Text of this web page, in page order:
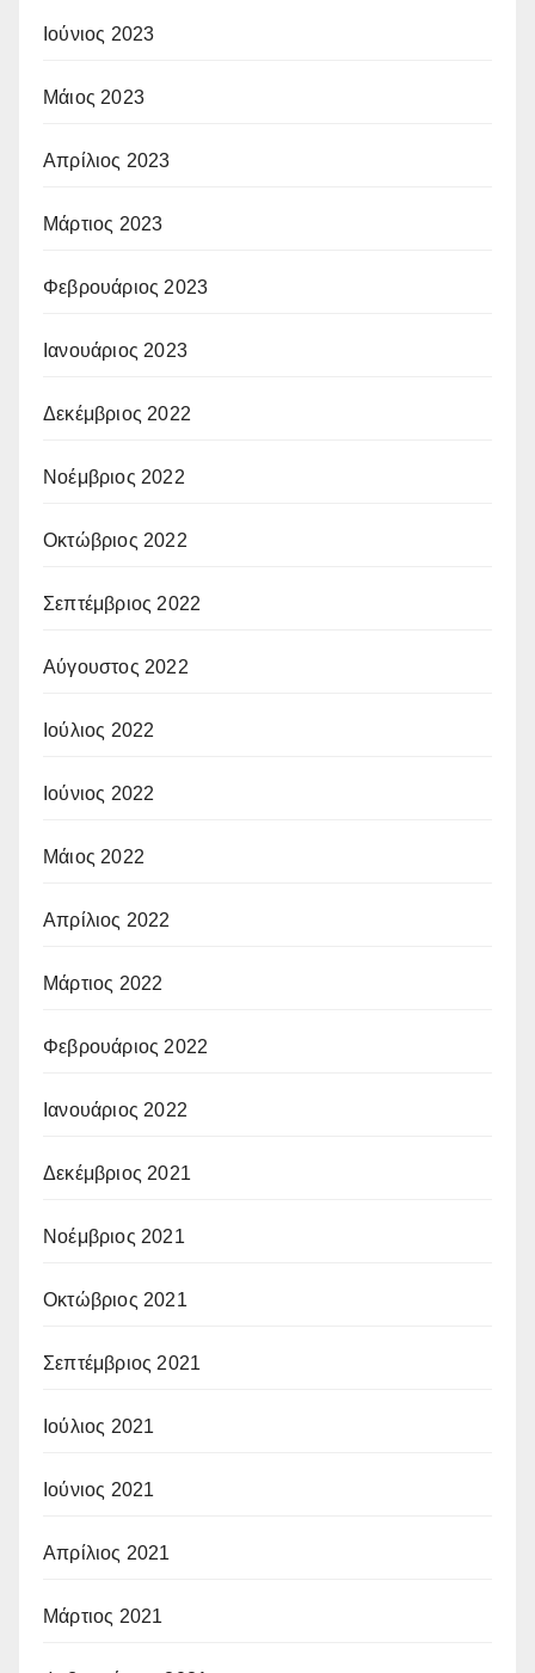
Ιούνιος 2023
Μάιος 2023
Απρίλιος 2023
Μάρτιος 2023
Φεβρουάριος 2023
Ιανουάριος 2023
Δεκέμβριος 2022
Νοέμβριος 2022
Οκτώβριος 2022
Σεπτέμβριος 2022
Αύγουστος 2022
Ιούλιος 2022
Ιούνιος 2022
Μάιος 2022
Απρίλιος 2022
Μάρτιος 2022
Φεβρουάριος 2022
Ιανουάριος 2022
Δεκέμβριος 2021
Νοέμβριος 2021
Οκτώβριος 2021
Σεπτέμβριος 2021
Ιούλιος 2021
Ιούνιος 2021
Απρίλιος 2021
Μάρτιος 2021